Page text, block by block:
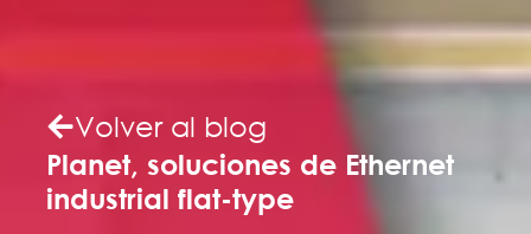
Volver al blog
Planet, soluciones de Ethernet
industrial flat-type